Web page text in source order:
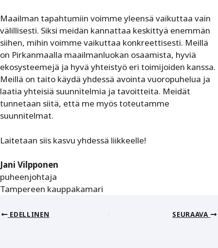
Maailman tapahtumiin voimme yleensä vaikuttaa vain
välillisesti. Siksi meidän kannattaa keskittyä enemmän
siihen, mihin voimme vaikuttaa konkreettisesti. Meillä
on Pirkanmaalla maailmanluokan osaamista, hyviä
ekosysteemejä ja hyvä yhteistyö eri toimijoiden kanssa.
Meillä on taito käydä yhdessä avointa vuoropuhelua ja
laatia yhteisiä suunnitelmia ja tavoitteita. Meidät
tunnetaan siitä, että me myös toteutamme
suunnitelmat.
Laitetaan siis kasvu yhdessä liikkeelle!
Jani Vilpponen
puheenjohtaja
Tampereen kauppakamari
EDELLINEN SEURAAVA